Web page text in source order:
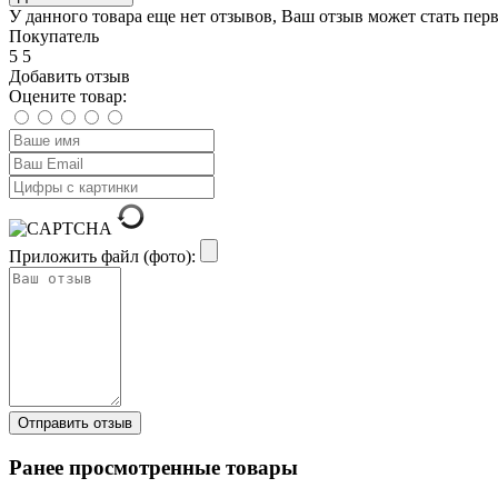
У данного товара еще нет отзывов, Ваш отзыв может стать
Покупатель
5 5
Добавить отзыв
Оцените товар:
Приложить файл (фото):
Ранее просмотренные товары